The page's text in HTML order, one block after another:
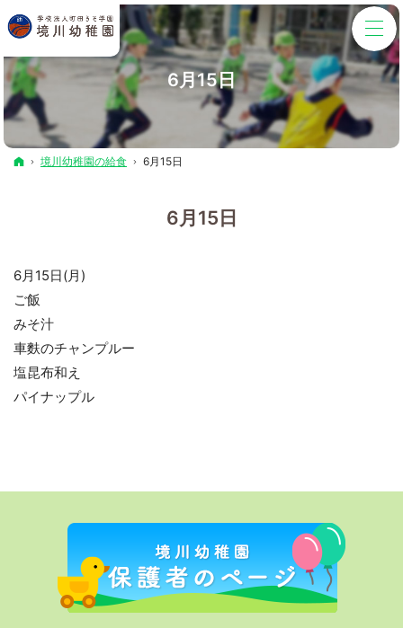
6月15日
ホーム
境川幼稚園の給食 6月15日
6月15日
6月15日(月)
ご飯
みそ汁
車麩のチャンプルー
塩昆布和え
パイナップル